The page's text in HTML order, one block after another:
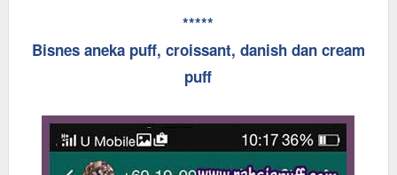
*****
Bisnes aneka puff, croissant, danish dan cream
puff